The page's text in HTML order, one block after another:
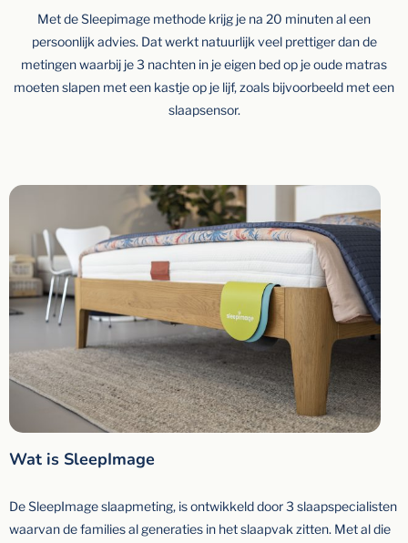
Met de Sleepimage methode krijg je na 20 minuten al een
persoonlijk advies. Dat werkt natuurlijk veel prettiger dan de
metingen waarbij je 3 nachten in je eigen bed op je oude matras
moeten slapen met een kastje op je lijf, zoals bijvoorbeeld met een
slaapsensor.
Wat is SleepImage
De SleepImage slaapmeting, is ontwikkeld door 3 slaapspecialisten
waarvan de families al generaties in het slaapvak zitten. Met al die